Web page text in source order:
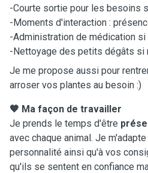
-Courte sortie pour les besoins
-Moments d'interaction :
-Administration de médication
-Nettoyage des petits dégâts si
Je me propose aussi pour
arroser vos plantes au besoin :)
🧡 Ma façon de travailler
Je prends le temps d'être
avec chaque animal. Je
personnalité ainsi qu'à vos
qu'ils se sentent en confiance